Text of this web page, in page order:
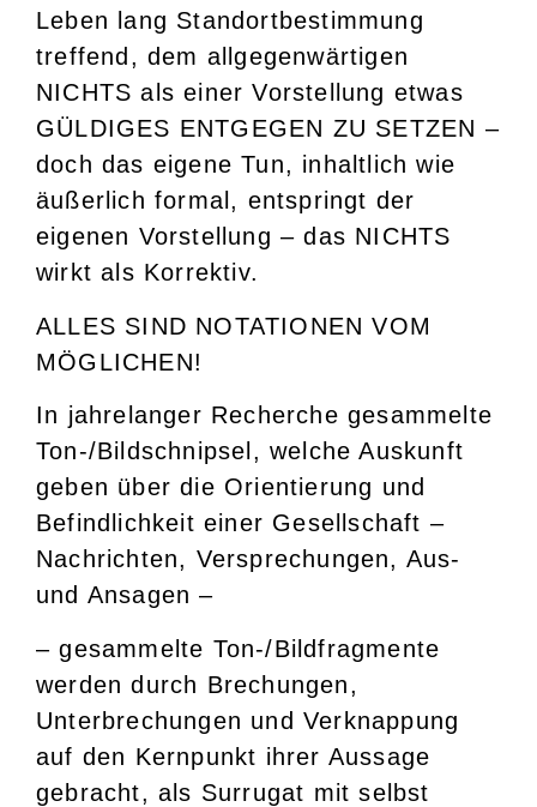
Leben lang Standortbestimmung
treffend, dem allgegenwärtigen
NICHTS als einer Vorstellung etwas
GÜLDIGES ENTGEGEN ZU SETZEN –
doch das eigene Tun, inhaltlich wie
äußerlich formal, entspringt der
eigenen Vorstellung – das NICHTS
wirkt als Korrektiv.
ALLES SIND NOTATIONEN VOM
MÖGLICHEN!
In jahrelanger Recherche gesammelte
Ton-/Bildschnipsel, welche Auskunft
geben über die Orientierung und
Befindlichkeit einer Gesellschaft –
Nachrichten, Versprechungen, Aus-
und Ansagen –
– gesammelte Ton-/Bildfragmente
werden durch Brechungen,
Unterbrechungen und Verknappung
auf den Kernpunkt ihrer Aussage
gebracht, als Surrugat mit selbst